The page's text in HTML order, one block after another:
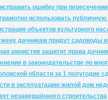
ошибку при
использовать
объектов культурного
дачникам придут садоводы и
амнистия защитит права
в законодательстве по
области за 1 полугодие
в эксплуатацию жилой дом
незавершённого строительства